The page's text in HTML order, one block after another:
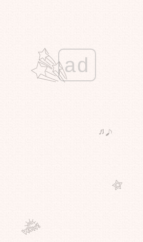
Mercy (2026) 90 นาที สั่งตา
The Voyeurs (2021) ส่อง แส่ ซว
Fake โกหกทั้งเพ (2546)
Star Trek Beyond (2016) สตาร์ เทรค
Star Trek (2009) สตาร์ เทรค สงคราม
ซัมเมอร์ของฉัน 500 วัน ไม่ลืมเธอ
Train Dreams (2025) ทางรถไฟสา
ฝัน
ad